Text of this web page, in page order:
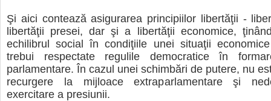
Şi aici contează asigurarea principiilor libertăţii -
libertăţii presei, dar şi a libertăţii economice,
echilibrul social în condiţiile unei situaţii
trebui respectate regulile democratice în
parlamentare. În cazul unei schimbări de putere, nu
recurgere la mijloace extraparlamentare şi
exercitare a presiunii.